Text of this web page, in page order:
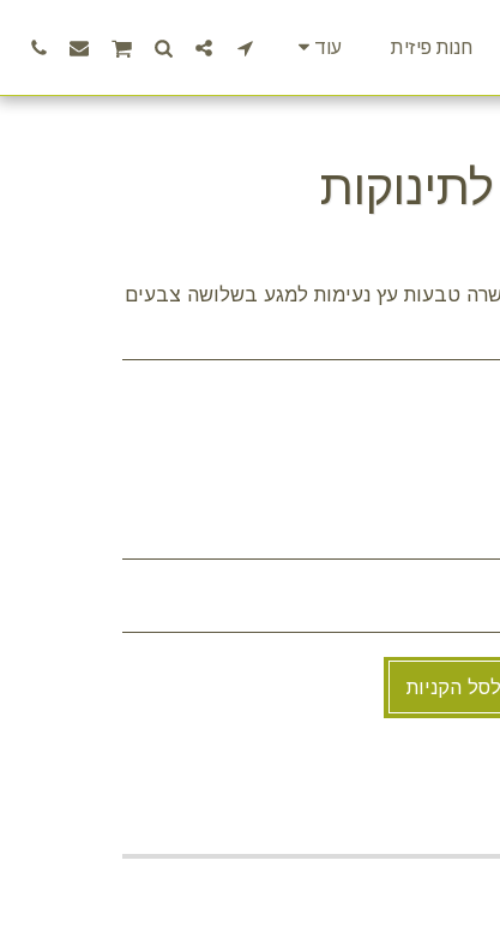
חנות פיזית עוד
טבעות עץ נעימות למגע בשלושה צבעים
הקניות